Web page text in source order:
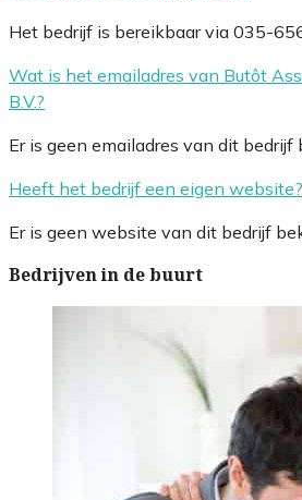
Het bedrijf is bereikbaar via 035-
Wat is het emailadres van Butôt
B.V.?
Er is geen emailadres van dit bedrijf
Heeft het bedrijf een eigen website?
Er is geen website van dit bedrijf
Bedrijven in de buurt